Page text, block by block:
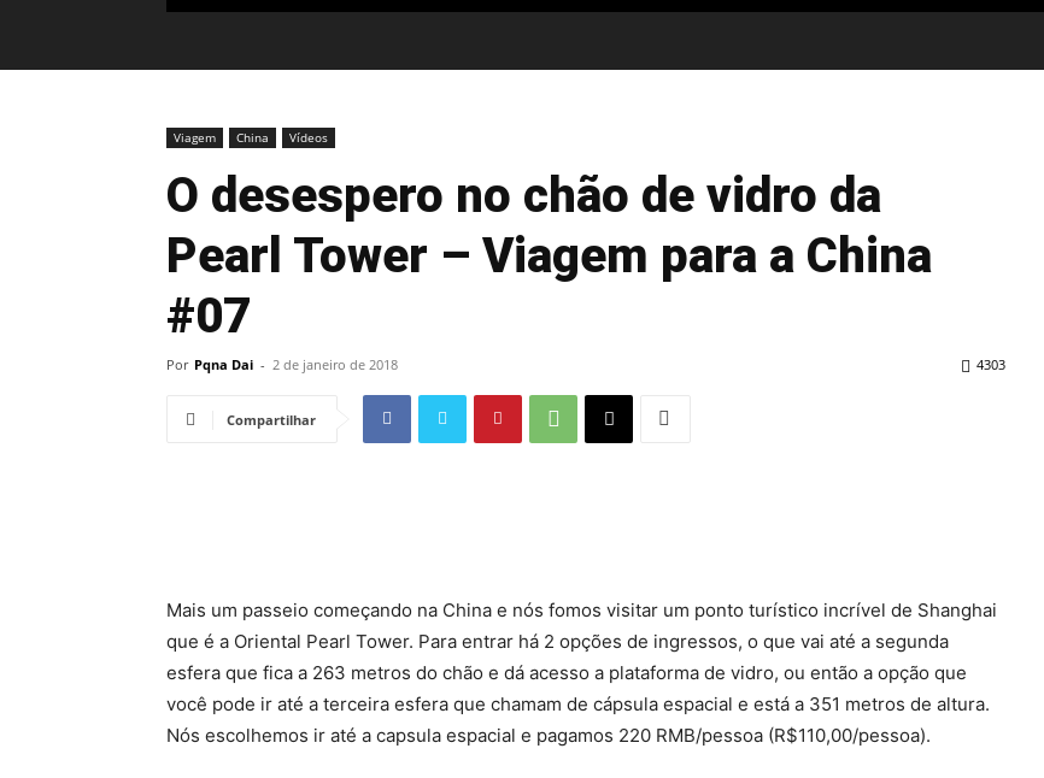
Viagem China Vídeos
O desespero no chão de vidro da
Pearl Tower – Viagem para a China
#07
Por Pqna Dai - 2 de janeiro de 2018 4303
Compartilhar
Mais um passeio começando na China e nós fomos visitar um ponto turístico incrível de Shanghai
que é a Oriental Pearl Tower. Para entrar há 2 opções de ingressos, o que vai até a segunda
esfera que fica a 263 metros do chão e dá acesso a plataforma de vidro, ou então a opção que
você pode ir até a terceira esfera que chamam de cápsula espacial e está a 351 metros de altura.
Nós escolhemos ir até a capsula espacial e pagamos 220 RMB/pessoa (R$110,00/pessoa).